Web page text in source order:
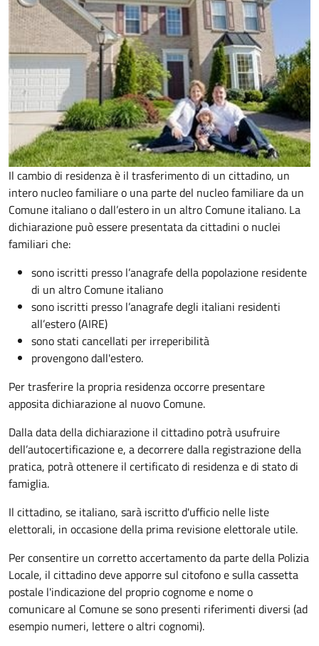
Il cambio di residenza è il trasferimento di un cittadino, un
intero nucleo familiare o una parte del nucleo familiare da un
Comune italiano o dall’estero in un altro Comune italiano. La
dichiarazione può essere presentata da cittadini o nuclei
familiari che:
sono iscritti presso l’anagrafe della popolazione residente
di un altro Comune italiano
sono iscritti presso l’anagrafe degli italiani residenti
all’estero (AIRE)
sono stati cancellati per irreperibilità
provengono dall'estero.
Per trasferire la propria residenza occorre presentare
appositadichiarazione al nuovo Comune.
Dalla data della dichiarazione il cittadino potrà usufruire
dell’autocertificazione e, a decorrere dalla registrazione della
pratica, potrà ottenere il certificato di residenza e di stato di
famiglia.
Il cittadino, se italiano, sarà iscritto d'ufficio nelle liste
elettorali, in occasione della prima revisione elettorale utile.
Per consentire un corretto accertamento da parte della Polizia
Locale, il cittadino deve apporre sul citofono e sulla cassetta
postale l'indicazione del proprio cognome e nome o
comunicare al Comune se sono presenti riferimenti diversi (ad
esempio numeri, lettere o altri cognomi).